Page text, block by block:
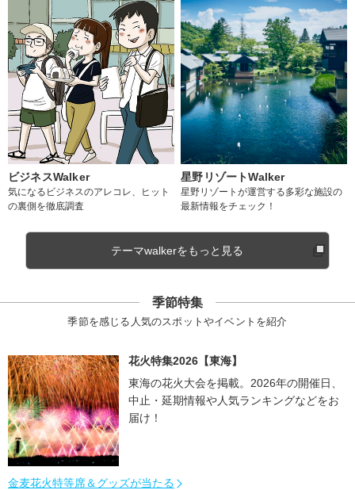
ビジネスWalker
気になるビジネスのアレコレ、ヒット
の裏側を徹底調査
星野リゾートWalker
星野リゾートが運営する多彩な施設の
最新情報をチェック！
テーマwalkerをもっと見る
季節特集
季節を感じる人気のスポットやイベントを紹介
花火特集2026【東海】
東海の花火大会を掲載。2026年の開催日、
中止・延期情報や人気ランキングなどをお
届け！
金麦花火特等席＆グッズが当たる